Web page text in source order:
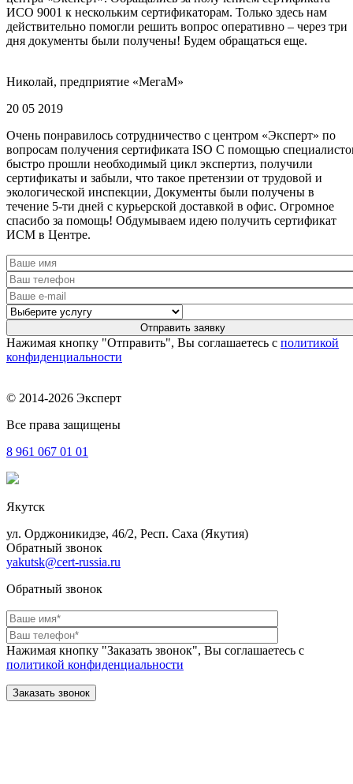
ИСО 9001 к нескольким сертификаторам. Только здесь нам
действительно помогли решить вопрос оперативно – через три
дня документы были получены! Будем обращаться еще.
Николай, предприятие «МегаМ»
20 05 2019
Очень понравилось сотрудничество с центром «Эксперт» по
вопросам получения сертификата ISO С помощью
быстро прошли необходимый цикл экспертиз, получили
сертификаты и забыли, что такое претензии от трудовой и
экологической инспекции, Документы были получены в
течение 5-ти дней с курьерской доставкой в офис. Огромное
спасибо за помощь! Обдумываем идею получить сертификат
ИСМ в Центре.
Нажимая кнопку "Отправить", Вы соглашаетесь с политикой
конфиденциальности
© 2014-2026 Эксперт
Все права защищены
8 961 067 01 01
Якутск
ул. Орджоникидзе, 46/2, Респ. Саха (Якутия)
Обратный звонок
yakutsk@cert-russia.ru
Обратный звонок
Нажимая кнопку "Заказать звонок", Вы соглашаетесь с
политикой конфиденциальности